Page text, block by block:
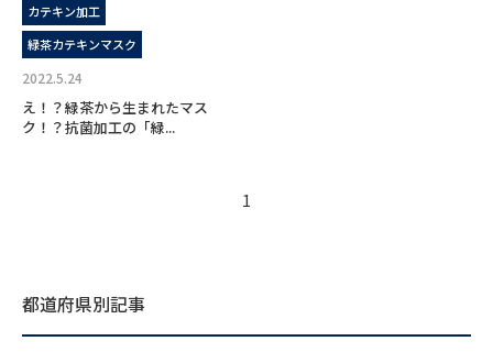
カテキン加工
緑茶カテキンマスク
2022.5.24
え！？緑茶から生まれたマス
ク！？抗菌加工の「緑...
1
都道府県別記事